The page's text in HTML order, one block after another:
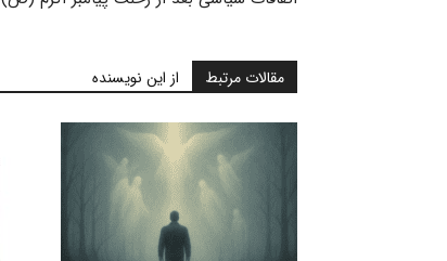
مقالات مرتبط از این نویسنده